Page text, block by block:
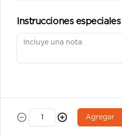
$6.900
Instrucciones especiales
Agregar